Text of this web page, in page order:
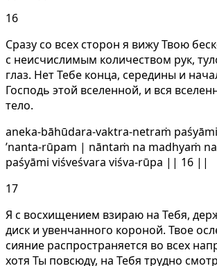
16
Сразу со всех сторон я вижу Твою
с неисчислимым количеством рук,
глаз. Нет Тебе конца, середины и
Господь этой вселенной, и вся
тело.
aneka-bāhūdara-vaktra-netraṁ
’nanta-rūpam | nāntaṁ na madhyaṁ
paśyāmi viśveśvara viśva-rūpa || 16 ||
17
Я с восхищением взираю на Тебя,
диск и увенчанного короной. Твое
сияние распространяется во всех
хотя Ты повсюду, на Тебя трудно